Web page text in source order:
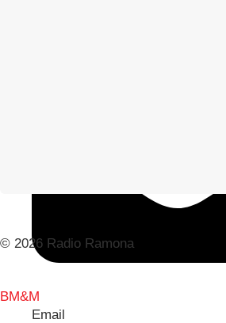
Email
© 2026 Radio Ramona
BM&M